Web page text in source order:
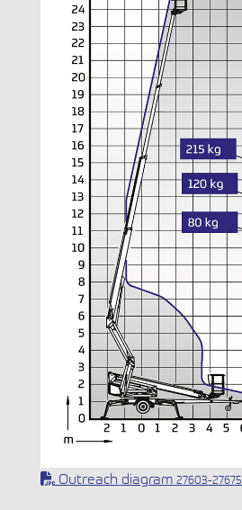
Outreach diagram 27603-27675